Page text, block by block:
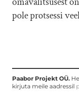
pole protsessi
Paabor Projekt OÜ.
kirjuta meile aadressil